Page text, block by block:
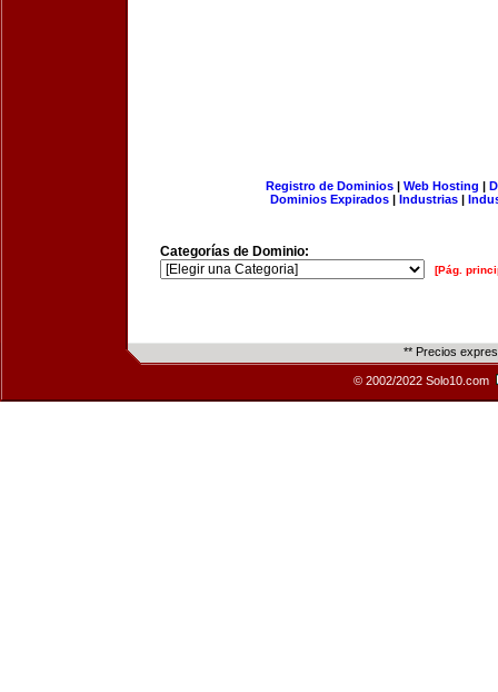
Registro de Dominios| Web Hosting |
Dominios Expirados | Industrias |
Categorías de Dominio:
[Pág.
** Precios
© 2002/2022 Solo10.com